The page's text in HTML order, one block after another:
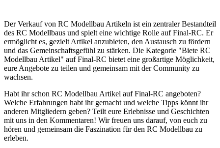
Der Verkauf von RC Modellbau Artikeln ist ein zentraler Bestandteil
des RC Modellbaus und spielt eine wichtige Rolle auf Final-RC. Er
ermöglicht es, gezielt Artikel anzubieten, den Austausch zu fördern
und das Gemeinschaftsgefühl zu stärken. Die Kategorie "Biete RC
Modellbau Artikel" auf Final-RC bietet eine großartige Möglichkeit,
eure Angebote zu teilen und gemeinsam mit der Community zu
wachsen.
Habt ihr schon RC Modellbau Artikel auf Final-RC angeboten?
Welche Erfahrungen habt ihr gemacht und welche Tipps könnt ihr
anderen Mitgliedern geben? Teilt eure Erlebnisse und Geschichten
mit uns in den Kommentaren! Wir freuen uns darauf, von euch zu
hören und gemeinsam die Faszination für den RC Modellbau zu
erleben.